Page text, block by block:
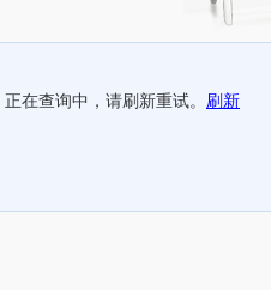
正在查询中，请刷新重试。 刷新